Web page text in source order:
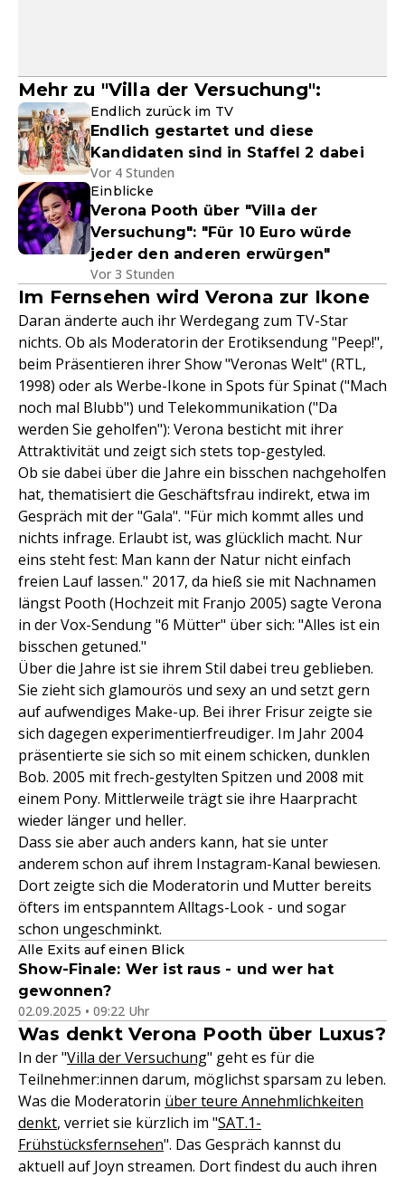
Mehr zu "Villa der Versuchung":
Endlich zurück im TV
Endlich gestartet und diese
Kandidaten sind in Staffel 2 dabei
Vor 4 Stunden
Einblicke
Verona Pooth über "Villa der
Versuchung": "Für 10 Euro würde
jeder den anderen erwürgen"
Vor 3 Stunden
Im Fernsehen wird Verona zur Ikone
Daran änderte auch ihr Werdegang zum TV-Star
nichts. Ob als Moderatorin der Erotiksendung "Peep!",
beim Präsentieren ihrer Show "Veronas Welt" (RTL,
1998) oder als Werbe-Ikone in Spots für Spinat ("Mach
noch mal Blubb") und Telekommunikation ("Da
werden Sie geholfen"): Verona besticht mit ihrer
Attraktivität und zeigt sich stets top-gestyled.
Ob sie dabei über die Jahre ein bisschen nachgeholfen
hat, thematisiert die Geschäftsfrau indirekt, etwa im
Gespräch mit der "Gala". "Für mich kommt alles und
nichts infrage. Erlaubt ist, was glücklich macht. Nur
eins steht fest: Man kann der Natur nicht einfach
freien Lauf lassen." 2017, da hieß sie mit Nachnamen
längst Pooth (Hochzeit mit Franjo 2005) sagte Verona
in der Vox-Sendung "6 Mütter" über sich: "Alles ist ein
bisschen getuned."
Über die Jahre ist sie ihrem Stil dabei treu geblieben.
Sie zieht sich glamourös und sexy an und setzt gern
auf aufwendiges Make-up. Bei ihrer Frisur zeigte sie
sich dagegen experimentierfreudiger. Im Jahr 2004
präsentierte sie sich so mit einem schicken, dunklen
Bob. 2005 mit frech-gestylten Spitzen und 2008 mit
einem Pony. Mittlerweile trägt sie ihre Haarpracht
wieder länger und heller.
Dass sie aber auch anders kann, hat sie unter
anderem schon auf ihrem Instagram-Kanal bewiesen.
Dort zeigte sich die Moderatorin und Mutter bereits
öfters im entspanntem Alltags-Look - und sogar
schon ungeschminkt.
Alle Exits auf einen Blick
Show-Finale: Wer ist raus - und wer hat
gewonnen?
02.09.2025 • 09:22 Uhr
Was denkt Verona Pooth über Luxus?
In der "Villa der Versuchung" geht es für die
Teilnehmer:innen darum, möglichst sparsam zu leben.
Was die Moderatorin über teure Annehmlichkeiten
denkt, verriet sie kürzlich im "SAT.1-
Frühstücksfernsehen". Das Gespräch kannst du
aktuell auf Joyn streamen. Dort findest du auch ihren